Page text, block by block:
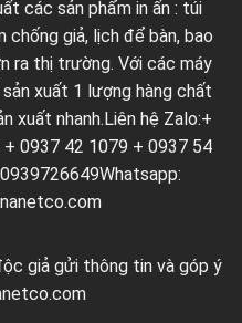
các sản phẩm in ấn : túi
chống giả, lịch để bàn, bao
ra thị trường. Với các máy
xuất 1 lượng hàng chất
xuất nhanh.Liên hệ Zalo:+
0937 42 1079 + 0937 54
giả gửi thông tin và góp ý